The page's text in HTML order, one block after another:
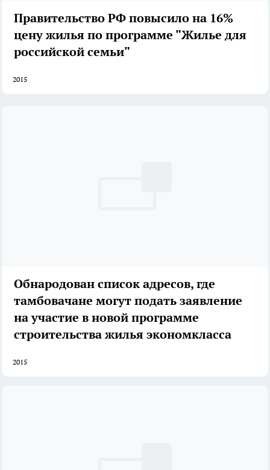
Правительство РФ повысило на 16%
цену жилья по программе "Жилье для
российской семьи"
2015
Обнародован список адресов, где
тамбовачане могут подать заявление
на участие в новой программе
строительства жилья экономкласса
2015